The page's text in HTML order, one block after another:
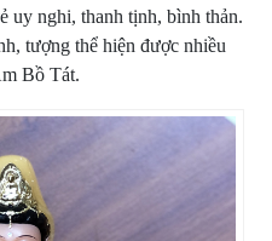
uy nghi, thanh tịnh, bình thản.
tượng thể hiện được nhiều
Bồ Tát.